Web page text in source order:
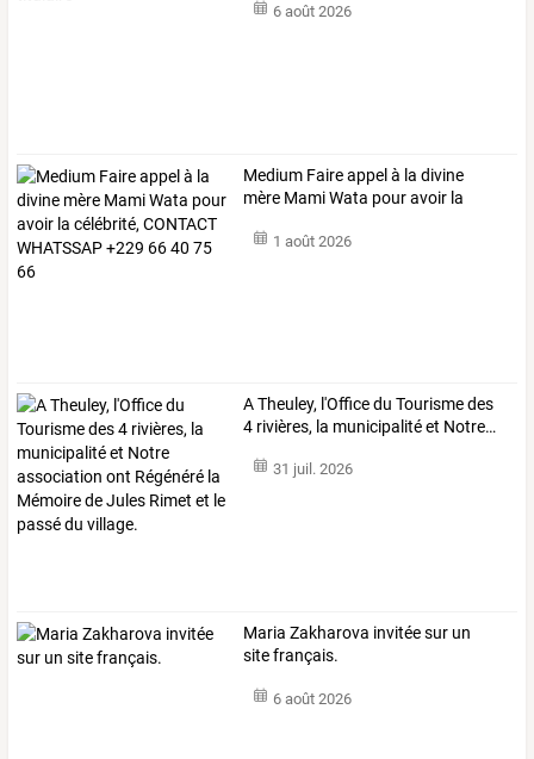
6 août 2026
Medium Faireappelà la divine
mère MamiWata pouravoir la
1 août 2026
ATheuley, l'Officedu Tourismedes
4 rivières, la municipalitéet Notre…
31 juil. 2026
Maria Zakharova invitée sur un
site français.
6 août 2026